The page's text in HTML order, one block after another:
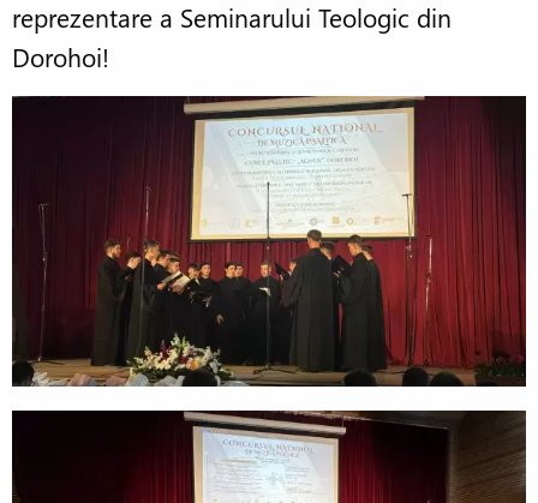
reprezentare a Seminarului Teologic din
Dorohoi!